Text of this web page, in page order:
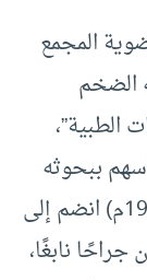
المجمع
الضخم
ببحوثه
العلمية الرفيعة، وفي سنة (1371هـ=1951م) انضم إلى
نابغًا،